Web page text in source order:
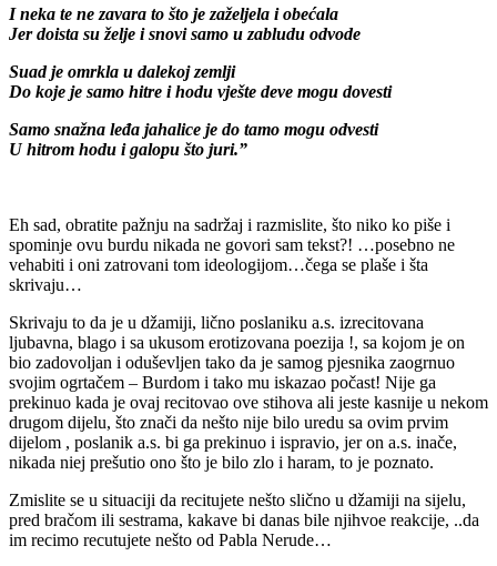
I neka te ne zavara to što je zaželjela i obećala
Jer doista su želje i snovi samo u zabludu odvode
Suad je omrkla u dalekoj zemlji
Do koje je samo hitre i hodu vješte deve mogu dovesti
Samo snažna leđa jahalice je do tamo mogu odvesti
U hitrom hodu i galopu što juri.”
Eh sad, obratite pažnju na sadržaj i razmislite, što niko ko piše i
spominje ovu burdu nikada ne govori sam tekst?! …posebno ne
vehabiti i oni zatrovani tom ideologijom…čega se plaše i šta
skrivaju…
Skrivaju to da je u džamiji, lično poslaniku a.s. izrecitovana
ljubavna, blago i sa ukusom erotizovana poezija !, sa kojom je on
bio zadovoljan i oduševljen tako da je samog pjesnika zaogrnuo
svojim ogrtačem – Burdom i tako mu iskazao počast! Nije ga
prekinuo kada je ovaj recitovao ove stihova ali jeste kasnije u nekom
drugom dijelu, što znači da nešto nije bilo uredu sa ovim prvim
dijelom , poslanik a.s. bi ga prekinuo i ispravio, jer on a.s. inače,
nikada niej prešutio ono što je bilo zlo i haram, to je poznato.
Zmislite se u situaciji da recitujete nešto slično u džamiji na sijelu,
pred bračom ili sestrama, kakave bi danas bile njihvoe reakcije, ..da
im recimo recutujete nešto od Pabla Nerude…